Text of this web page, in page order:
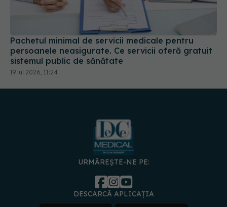
Pachetul minimal de servicii medicale pentru
persoanele neasigurate. Ce servicii oferă gratuit
sistemul public de sănătate
19 iul 2026, 11:24
URMĂREȘTE-NE PE:
DESCARCĂ APLICAȚIA